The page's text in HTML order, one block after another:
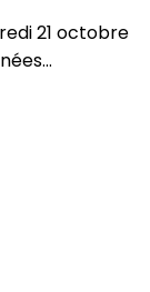
21 octobre